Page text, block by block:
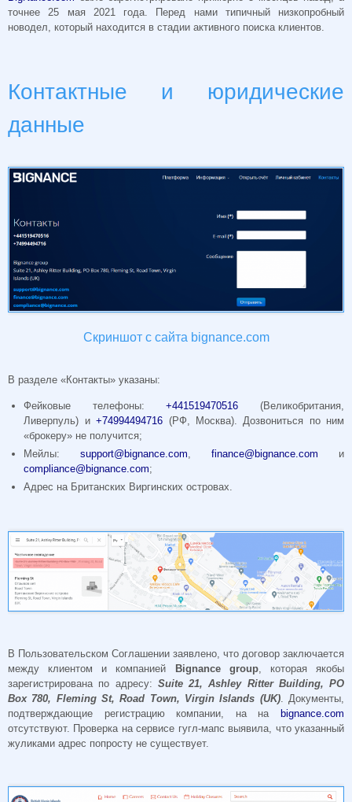
точнее 25 мая 2021 года. Перед нами типичный низкопробный
новодел, который находится в стадии активного поиска клиентов.
Контактные и юридические
данные
Скриншот с сайта bignance.com
В разделе «Контакты» указаны:
Фейковые телефоны:+441519470516 (Великобритания,
Ливерпуль) и+74994494716 (РФ, Москва). Дозвониться по ним
«брокеру» не получится;
Мейлы:support@bignance.com,finance@bignance.com и
compliance@bignance.com;
Адрес на Британских Виргинских островах.
В Пользовательском Соглашении заявлено, что договор заключается
между клиентом и компанией
Bignance group, которая якобы
зарегистрирована по адресу: Suite 21,Ashley Ritter Building, PO
Box 780, FlemingSt,Road Town, VirginIslands (UK). Документы,
подтверждающие регистрацию компании, на на
bignance.com
отсутствуют. Проверка на сервисе гугл-мапс выявила, что указанный
жуликами адрес попросту не существует.